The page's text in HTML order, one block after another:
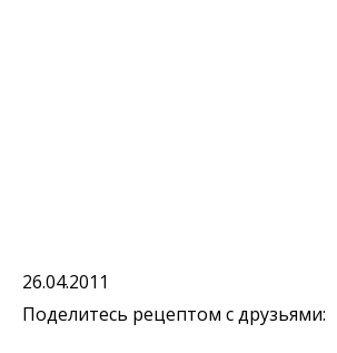
26.04.2011
Поделитесь рецептом с друзьями: